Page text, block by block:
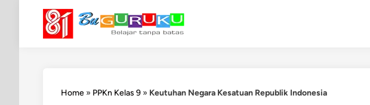
content
Home » PPKn Kelas 9 » Keutuhan Negara Kesatuan Republik Indonesia